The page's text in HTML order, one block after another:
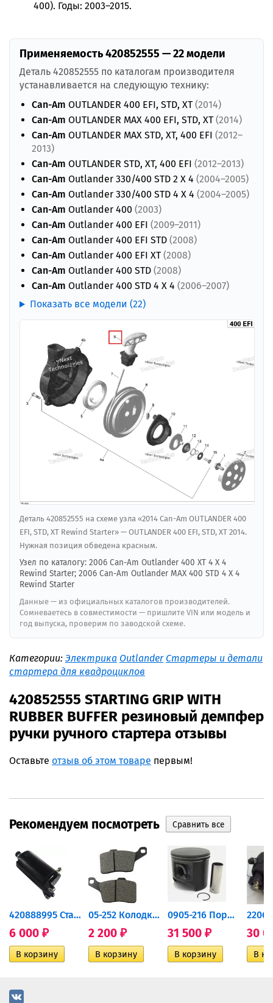
400). Годы: 2003–2015.
Применяемость 420852555 — 22 модели
Деталь 420852555 по каталогам производителя
устанавливается на следующую технику:
Can-Am OUTLANDER 400 EFI, STD, XT (2014)
Can-Am OUTLANDER MAX 400 EFI, STD, XT (2014)
Can-Am OUTLANDER MAX STD, XT, 400 EFI (2012–
2013)
Can-Am OUTLANDER STD, XT, 400 EFI (2012–2013)
Can-Am Outlander 330/400 STD 2 X 4 (2004–2005)
Can-Am Outlander 330/400 STD 4 X 4 (2004–2005)
Can-Am Outlander 400 (2003)
Can-Am Outlander 400 EFI (2009–2011)
Can-Am Outlander 400 EFI STD (2008)
Can-Am Outlander 400 EFI XT (2008)
Can-Am Outlander 400 STD (2008)
Can-Am Outlander 400 STD 4 X 4 (2006–2007)
Показать все модели (22)
Деталь 420852555 на схеме узла «2014 Can-Am OUTLANDER 400
EFI, STD, XT Rewind Starter» — OUTLANDER 400 EFI, STD, XT 2014.
Нужная позиция обведена красным.
Узел по каталогу: 2006 Can-Am Outlander 400 XT 4 X 4
Rewind Starter; 2006 Can-Am Outlander MAX 400 STD 4 X 4
Rewind Starter
Данные — из официальных каталогов производителей.
Сомневаетесь в совместимости — пришлите VIN или модель и
год выпуска, проверим по заводской схеме.
Категории: Электрика Outlander Стартеры и детали
стартера для квадроциклов
420852555 STARTING GRIP WITH
RUBBER BUFFER резиновый демпфер
ручки ручного стартера отзывы
Оставьте отзыв об этом товаре первым!
Рекомендуем посмотреть
420888995 Стартер для...
6 000 ₽
05-252 Колодки тормозные...
2 200 ₽
0905-216 Поршень Arctic Cat...
31 500 ₽ 30